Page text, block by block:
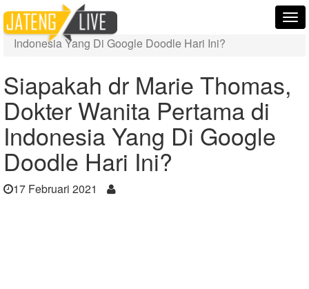
Home
Berita
Siapakah dr Marie Thomas, Dokter Wanita Pertama di
Indonesia Yang Di Google Doodle Hari Ini?
Siapakah dr Marie Thomas,
Dokter Wanita Pertama di
Indonesia Yang Di Google
Doodle Hari Ini?
17 Februari 2021